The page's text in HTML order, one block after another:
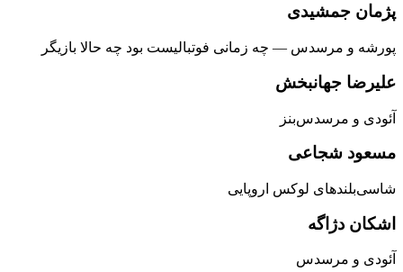
پژمان جمشیدی
پورشه و مرسدس — چه زمانی فوتبالیست بود چه حالا بازیگر
علیرضا جهانبخش
آئودی و مرسدس‌بنز
مسعود شجاعی
شاسی‌بلندهای لوکس اروپایی
اشکان دژاگه
آئودی و مرسدس